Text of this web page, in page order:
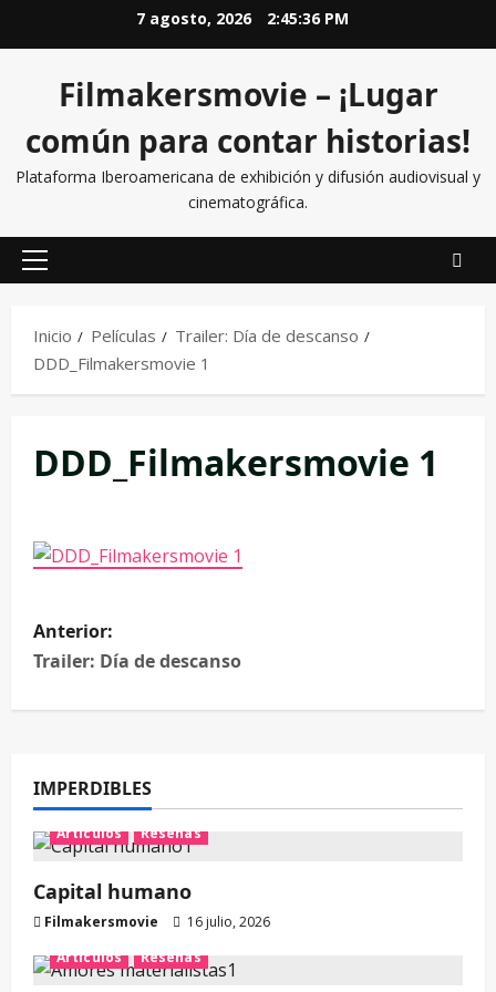
7 agosto, 2026 2:45:36 PM
Filmakersmovie – ¡Lugar
común para contar historias!
Plataforma Iberoamericana de exhibición y difusión audiovisual y
cinematográfica.
Inicio Películas
Trailer: Día de descanso
DDD_Filmakersmovie 1
DDD_Filmakersmovie 1
Anterior:
Trailer: Día de descanso
IMPERDIBLES
Artículos Reseñas
Capital humano
Filmakersmovie
16 julio, 2026
Artículos
Reseñas